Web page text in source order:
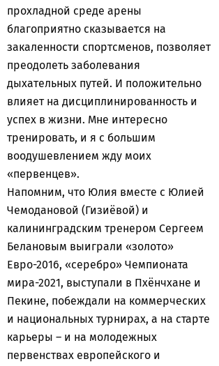
прохладной среде арены
благоприятно сказывается на
закаленности спортсменов, позволяет
преодолеть заболевания
дыхательных путей. И положительно
влияет на дисциплинированность и
успех в жизни. Мне интересно
тренировать, и я с большим
воодушевлением жду моих
«первенцев».
Напомним, что Юлия вместе с Юлией
Чемодановой (Гизиёвой) и
калининградским тренером Сергеем
Белановым выиграли «золото»
Евро-2016, «серебро» Чемпионата
мира-2021, выступали в Пхёнчхане и
Пекине, побеждали на коммерческих
и национальных турнирах, а на старте
карьеры – и на молодежных
первенствах европейского и